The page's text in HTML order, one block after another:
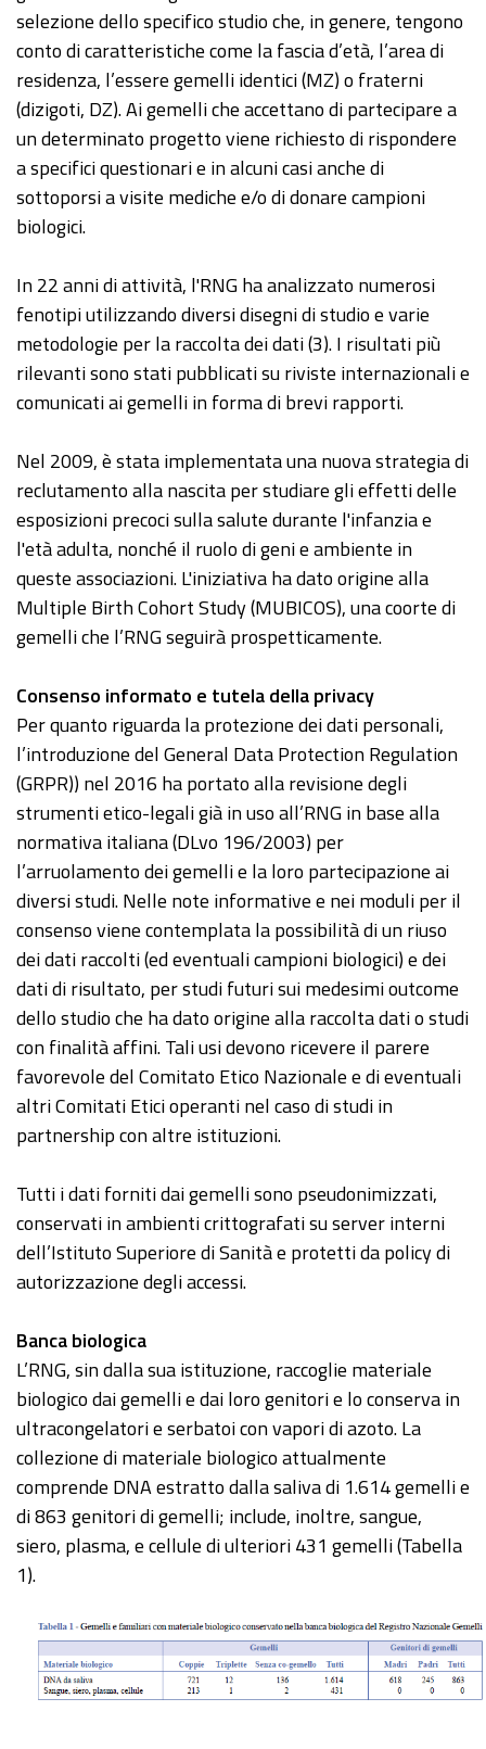
selezione dello specifico studio che, in genere, tengono
conto di caratteristiche come la fascia d’età, l’area di
residenza, l’essere gemelli identici (MZ) o fraterni
(dizigoti, DZ). Ai gemelli che accettano di partecipare a
un determinato progetto viene richiesto di rispondere
a specifici questionari e in alcuni casi anche di
sottoporsi a visite mediche e/o di donare campioni
biologici.
In 22 anni di attività, l'RNG ha analizzato numerosi
fenotipi utilizzando diversi disegni di studio e varie
metodologie per la raccolta dei dati (3). I risultati più
rilevanti sono stati pubblicati su riviste internazionali e
comunicati ai gemelli in forma di brevi rapporti.
Nel 2009, è stata implementata una nuova strategia di
reclutamento alla nascita per studiare gli effetti delle
esposizioni precoci sulla salute durante l'infanzia e
l'età adulta, nonché il ruolo di geni e ambiente in
queste associazioni. L'iniziativa ha dato origine alla
Multiple Birth Cohort Study (MUBICOS), una coorte di
gemelli che l’RNG seguirà prospetticamente.
Consenso informato e tutela della privacy
Per quanto riguarda la protezione dei dati personali,
l’introduzione del General Data Protection Regulation
(GRPR)) nel 2016 ha portato alla revisione degli
strumenti etico-legali già in uso all’RNG in base alla
normativa italiana (DLvo 196/2003) per
l’arruolamento dei gemelli e la loro partecipazione ai
diversi studi. Nelle note informative e nei moduli per il
consenso viene contemplata la possibilità di un riuso
dei dati raccolti (ed eventuali campioni biologici) e dei
dati di risultato, per studi futuri sui medesimi outcome
dello studio che ha dato origine alla raccolta dati o studi
con finalità affini. Tali usi devono ricevere il parere
favorevole del Comitato Etico Nazionale e di eventuali
altri Comitati Etici operanti nel caso di studi in
partnership con altre istituzioni.
Tutti i dati forniti dai gemelli sono pseudonimizzati,
conservati in ambienti crittografati su server interni
dell’Istituto Superiore di Sanità e protetti da policy di
autorizzazione degli accessi.
Banca biologica
L’RNG, sin dalla sua istituzione, raccoglie materiale
biologico dai gemelli e dai loro genitori e lo conserva in
ultracongelatori e serbatoi con vapori di azoto. La
collezione di materiale biologico attualmente
comprende DNA estratto dalla saliva di 1.614 gemelli e
di 863 genitori di gemelli; include, inoltre, sangue,
siero, plasma, e cellule di ulteriori 431 gemelli (Tabella
1).